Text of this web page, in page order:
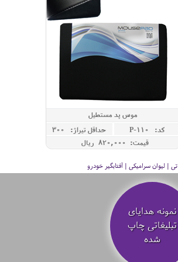
موس پد مستطیل
کد: P-110
حداقل تيراژ: 300
قیمت: 820,000 ريال
لیوان سرامیکی | آفتابگیر خودرو
نمونه هدایای
تبلیغاتی چاپ
شده